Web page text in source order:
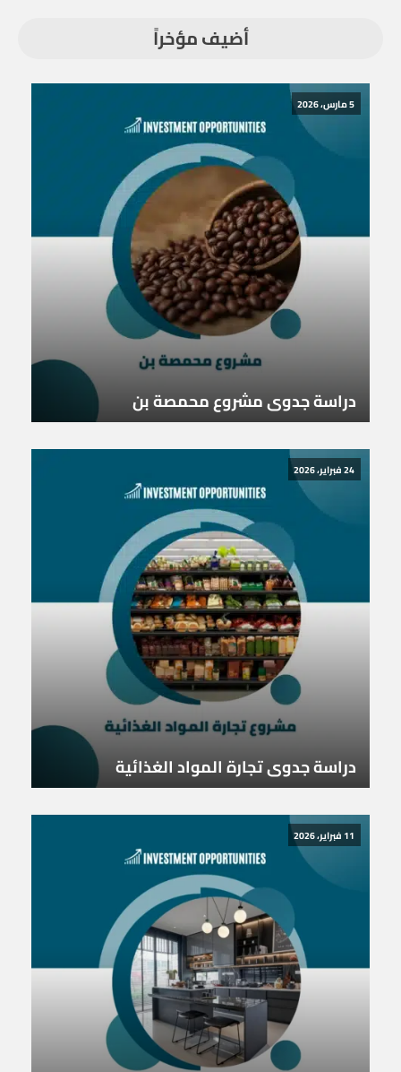
أضيف مؤخراً
5 مارس، 2026
دراسة جدوى مشروع محمصة بن
24 فبراير، 2026
دراسة جدوى تجارة المواد الغذائية
11 فبراير، 2026